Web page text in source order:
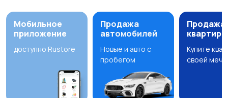
Мобильное
приложение
доступно Rustore
Продажа
автомобилей
Новые и авто с
пробегом
Продажа
квартир
Купите
своей